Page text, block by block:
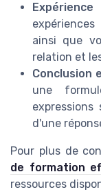
ainsi que
relation et
Conclusion
une
expressions
d'une
Pour plus de
de formation
ressources